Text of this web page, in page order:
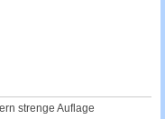
strenge Auflage